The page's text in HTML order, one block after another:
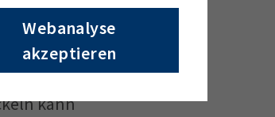
Webanalyse
akzeptieren
ein
Team
kann